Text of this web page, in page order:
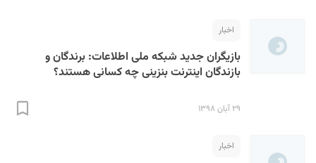
اخبار
بازیگران جدید شبکه ملی اطلاعات: برندگان و
بازندگان اینترنت بنزینی چه کسانی هستند؟
۲۹ آبان ۱۳۹۸
اخبار